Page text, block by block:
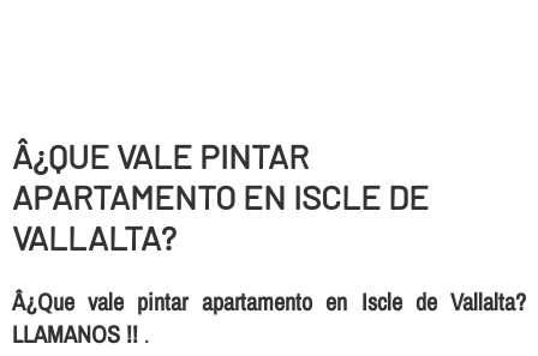
Â¿QUE VALE PINTAR
APARTAMENTO EN ISCLE DE
VALLALTA?
Â¿Que vale pintar apartamento en Iscle de Vallalta?
LLAMANOS !! .